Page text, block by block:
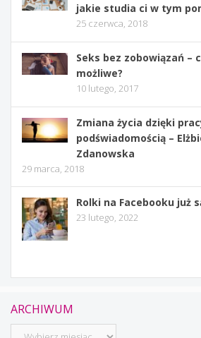
jakie studia ci w tym
25 czerwca, 2018
Seks bez zobowiązań –
możliwe?
10 lutego, 2017
Zmiana życia dzięki
podświadomością –
Zdanowska
29 marca, 2018
Rolki na Facebooku już
23 lutego, 2022
ARCHIWUM
Archiwum